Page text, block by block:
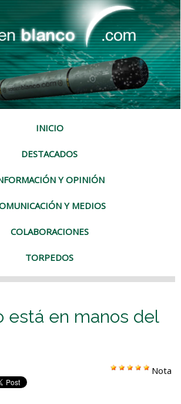
INICIO
DESTACADOS
Y OPINIÓN
Y MEDIOS
COLABORACIONES
TORPEDOS
está en manos del
Nota